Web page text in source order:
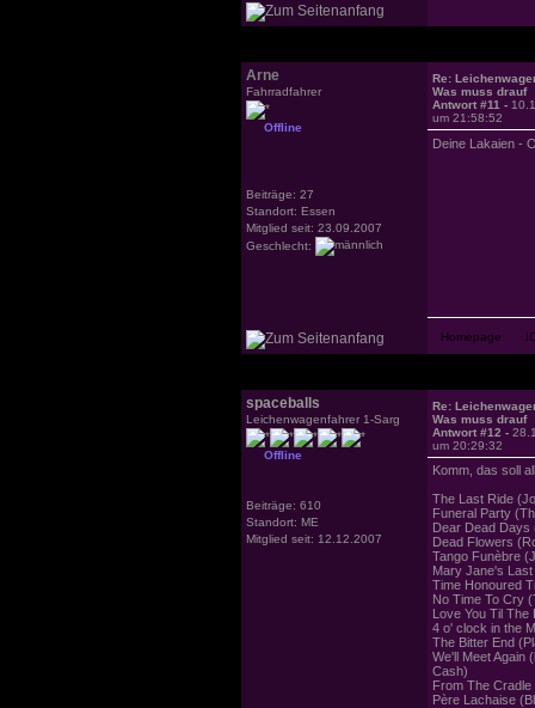
Arne
Fahrradfahrer
Offline
Beiträge: 27
Standort: Essen
Mitglied seit: 23.09.2007
Geschlecht:
Re:
Was muss drauf
Antwort #11 -
um 21:58:52
Deine Lakaien -
spaceballs
Leichenwagenfahrer 1-Sarg
Offline
Beiträge: 610
Standort: ME
Mitglied seit: 12.12.2007
Re:
Was muss drauf
Antwort #12 -
um 20:29:32
Komm, das soll
The Last Ride
Funeral Party
Dear Dead Days
Dead Flowers
Tango Funèbre
Mary Jane's
Time Honoured
No Time To Cry
Love You Til The
4 o' clock in the
The Bitter End
We'll Meet Again
Cash)
From The
Père Lachaise